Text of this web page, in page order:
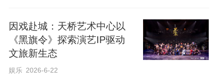
因戏赴城：天桥艺术中心以
《黑旗令》探索演艺IP驱动
文旅新生态
娱乐 2026-6-22